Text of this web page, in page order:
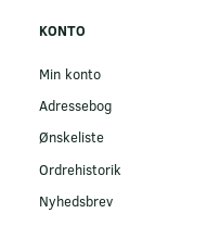
KONTO
Min konto
Adressebog
Ønskeliste
Ordrehistorik
Nyhedsbrev